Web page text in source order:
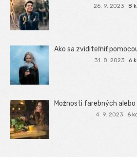
26. 9. 2023 8
Ako sa zviditeľniť
31. 8. 2023 6
Možnosti farebných
4. 9. 2023 6